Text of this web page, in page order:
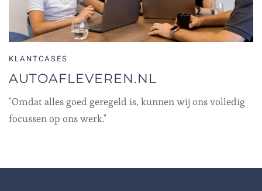
KLANTCASES
AUTOAFLEVEREN.NL
"Omdat alles goed geregeld is, kunnen wij ons volledig
focussen op ons werk."